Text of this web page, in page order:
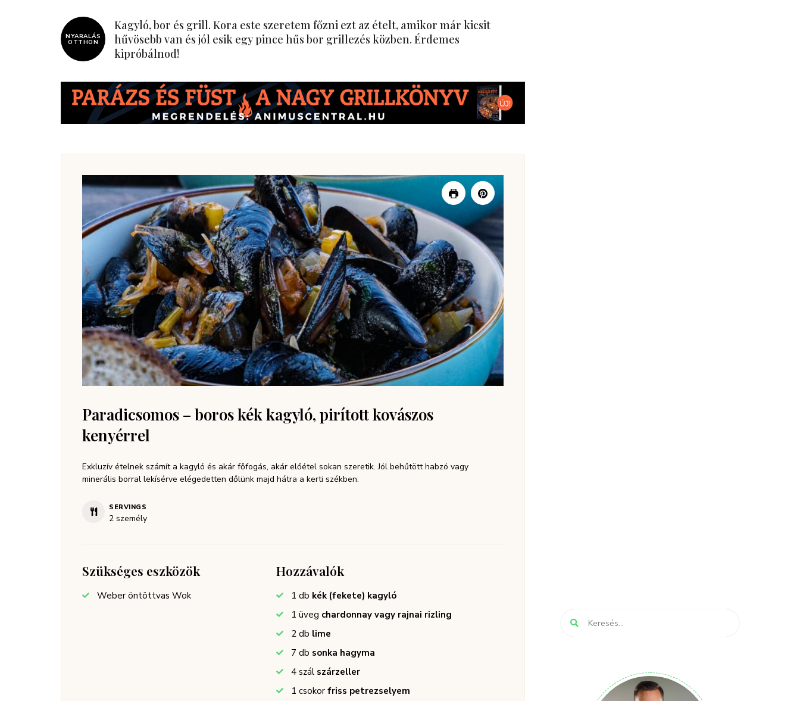
NYARALÁS
OTTHON
Kagyló, bor és grill. Kora este szeretem főzni ezt az ételt, amikor már kicsit
hűvösebb van és jól esik egy pince hűs bor grillezés közben. Érdemes
kipróbálnod!
Paradicsomos – boros kék kagyló, pirított kovászos
kenyérrel
Exkluzív ételnek számít a kagyló és akár főfogás, akár előétel sokan szeretik. Jól behűtött habzó vagy
minerális borral lekísérve elégedetten dőlünk majd hátra a kerti székben.
SERVINGS
2 személy
Szükséges eszközök
Weber öntöttvas Wok
Hozzávalók
1 db kék (fekete) kagyló
1 üveg chardonnay vagy rajnai rizling
2 db lime
7 db sonka hagyma
4 szál szárzeller
1 csokor friss petrezselyem